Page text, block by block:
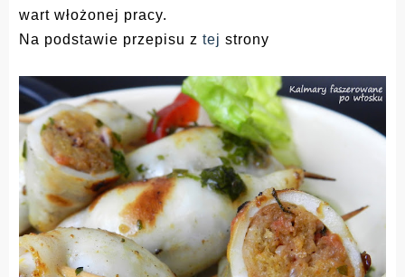
wart włożonej pracy.
Na podstawie przepisu z tej strony